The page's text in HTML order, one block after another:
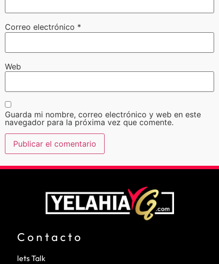
Correo electrónico *
Web
Guarda mi nombre, correo electrónico y web en este
navegador para la próxima vez que comente.
Contacto
lets Talk